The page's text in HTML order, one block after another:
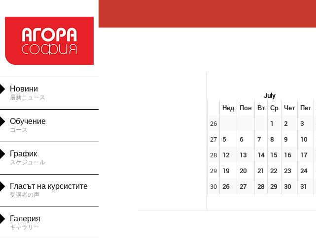
Новини
最新ニュース
Обучение
コース
График
スケジュール
Гласът на курсистите
受講者の声
Галерия
ギャラリー
July
Нед
Пон Вт Ср Чет Пет
26
1 2 3
27
5 6 7 8 9 10
28
12 13 14 15 16 17
29
19 20 21 22 23 24
30
26 27 28 29 30 31